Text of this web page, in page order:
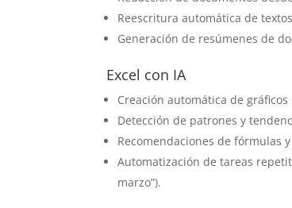
Reescritura automática de
Generación de resúmenes de
Excel con IA
Creación automática de
Detección de patrones y
Recomendaciones de fórmulas
Automatización de tareas
marzo”).